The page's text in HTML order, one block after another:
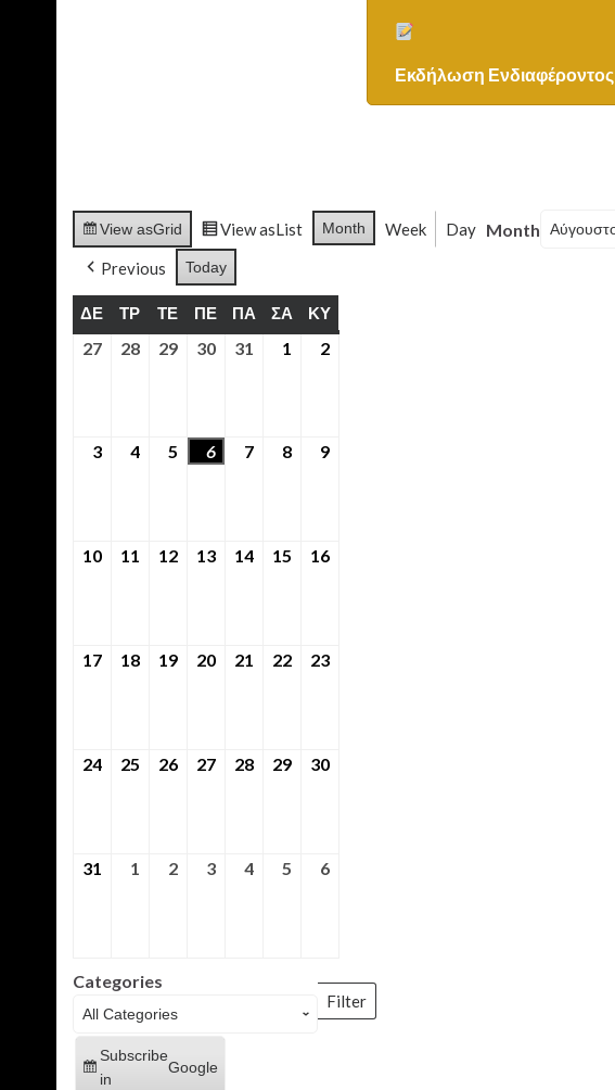
Εκδήλωση Ενδιαφέροντος
View asGrid View asList Month Week Day Month
Previous Today
ΔΕ ΔΕΥΤΈΡΑ
ΤΡ ΤΡΊΤΗ
ΤΕ ΤΕΤΆΡΤΗ
ΠΕ ΠΈΜΠΤΗ
ΠΑ ΠΑΡΑΣΚΕΥΉ
ΣΑ ΣΆΒΒΑΤΟ
ΚΥ
27 27th Ιούλιος 2026
28 28th Ιούλιος 2026
29 29th Ιούλιος 2026
30 30th Ιούλιος 2026
31 31st Ιούλιος 2026
1 1st Αύγουστος 2026
2
3 3rd Αύγουστος 2026
4 4th Αύγουστος 2026
5 5th Αύγουστος 2026
6 6th Αύγουστος 2026
7 7th Αύγουστος 2026
8 8th Αύγουστος 2026
9
10 10th Αύγουστος 2026
11 11th Αύγουστος 2026
12 12th Αύγουστος 2026
13 13th Αύγουστος 2026
14 14th Αύγουστος 2026
15 15th Αύγουστος 2026
16
17 17th Αύγουστος 2026
18 18th Αύγουστος 2026
19 19th Αύγουστος 2026
20 20th Αύγουστος 2026
21 21st Αύγουστος 2026
22 22nd Αύγουστος 2026
23
24 24th Αύγουστος 2026
25 25th Αύγουστος 2026
26 26th Αύγουστος 2026
27 27th Αύγουστος 2026
28 28th Αύγουστος 2026
29 29th Αύγουστος 2026
30
31 31st Αύγουστος 2026
1 1st Σεπτέμβριος 2026
2 2nd Σεπτέμβριος 2026
3 3rd Σεπτέμβριος 2026
4 4th Σεπτέμβριος 2026
5 5th Σεπτέμβριος 2026
6
Subscribe
in
Google
Categories
Filter
Categories